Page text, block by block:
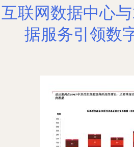
互联网数据中心
据服务引领数